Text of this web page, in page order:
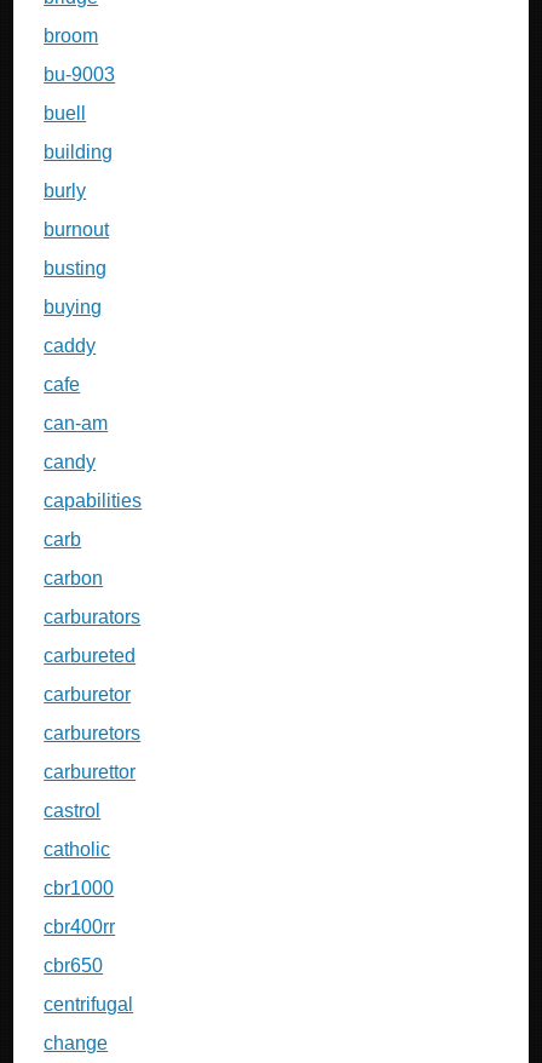
broom
bu-9003
buell
building
burly
burnout
busting
buying
caddy
cafe
can-am
candy
capabilities
carb
carbon
carburators
carbureted
carburetor
carburetors
carburettor
castrol
catholic
cbr1000
cbr400rr
cbr650
centrifugal
change